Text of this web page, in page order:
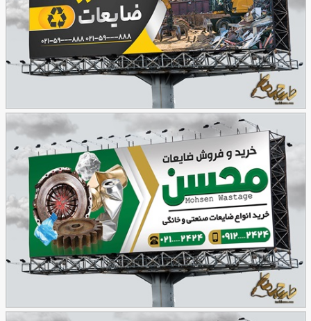
طرح بنر ضایعات لایه باز
91